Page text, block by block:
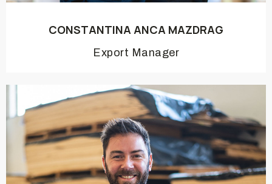
CONSTANTINA ANCA MAZDRAG
Export Manager